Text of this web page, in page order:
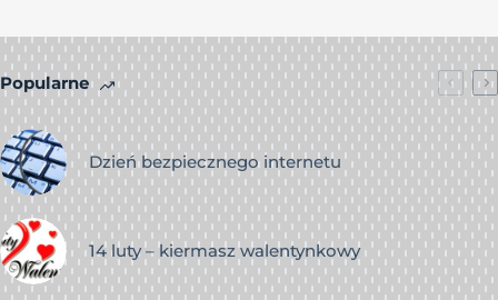
Popularne
Dzień bezpiecznego internetu
14 luty – kiermasz walentynkowy